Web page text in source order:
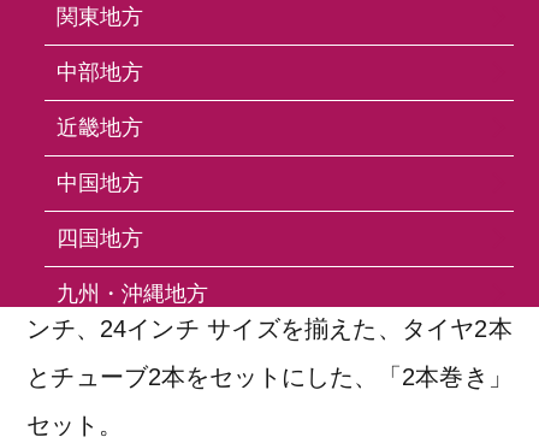
関東地方
中部地方
近畿地方
中国地方
四国地方
九州・沖縄地方
FAQ
C-1446（2本巻き）
若干幅広のセンター部分に水はけの溝を配
置。幅も1.75インチからになっており、タイ
ヤボリュームがある為乗り心地重視のた街乗
りタイヤです。16インチ、18インチ、20イ
ンチ、24インチ サイズを揃えた、タイヤ2本
とチューブ2本をセットにした、「2本巻き」
セット。